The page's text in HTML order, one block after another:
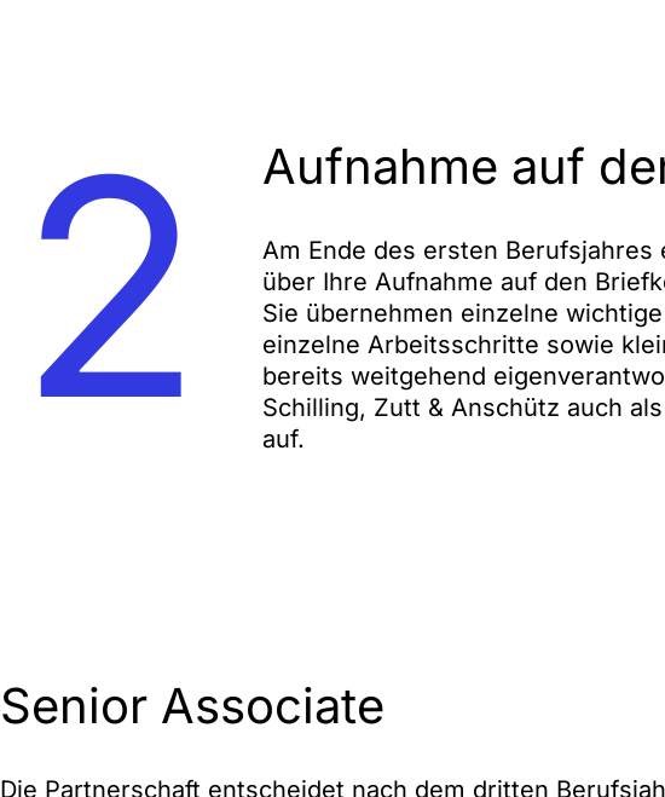
2 Aufnahme auf
Am Ende des ersten
über Ihre Aufnahme auf den
Sie übernehmen einzelne
einzelne Arbeitsschritte sowie
bereits weitgehend
Schilling, Zutt & Anschütz auch
auf.
Senior Associate
Die Partnerschaft entscheidet nach dem dritten